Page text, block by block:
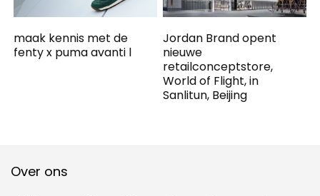
maak kennis met de
fenty x puma avanti l
Jordan Brand opent
nieuwe
retailconceptstore,
World of Flight, in
Sanlitun, Beijing
Over ons